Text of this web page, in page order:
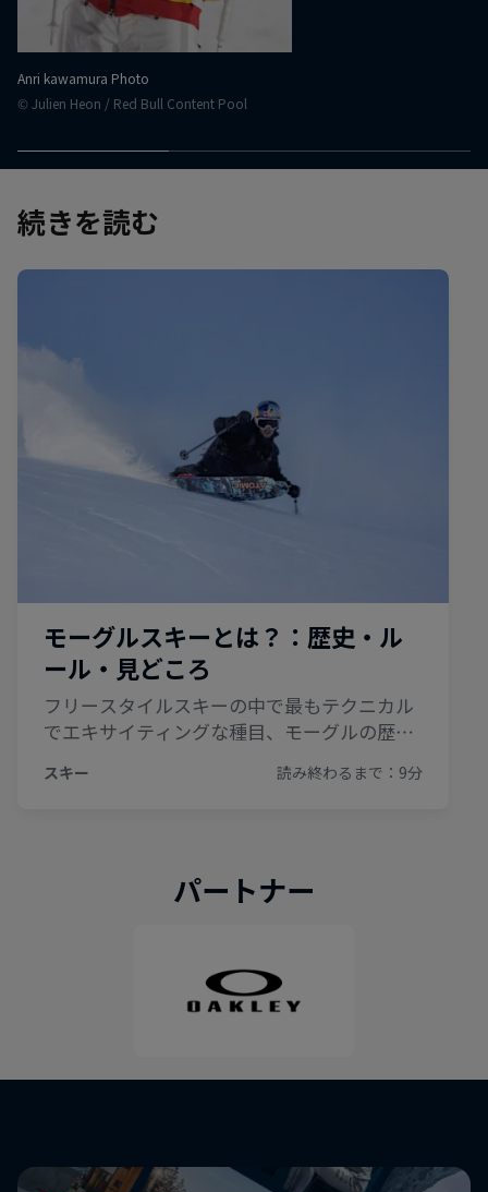
Anri kawamura Photo
© Julien Heon / Red Bull Content Pool
続きを読む
パートナー